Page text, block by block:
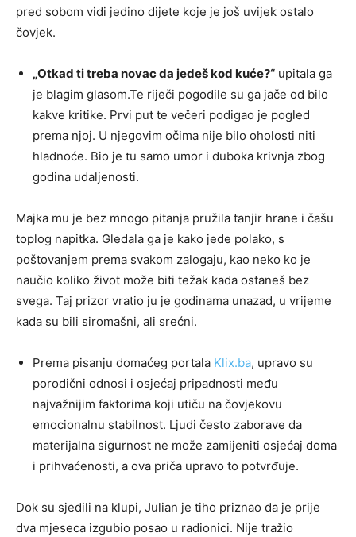
pred sobom vidi jedino dijete koje je još uvijek ostalo
čovjek.
„Otkad ti treba novac da jedeš kod kuće?“ upitala ga
je blagim glasom.Te riječi pogodile su ga jače od bilo
kakve kritike. Prvi put te večeri podigao je pogled
prema njoj. U njegovim očima nije bilo oholosti niti
hladnoće. Bio je tu samo umor i duboka krivnja zbog
godina udaljenosti.
Majka mu je bez mnogo pitanja pružila tanjir hrane i čašu
toplog napitka. Gledala ga je kako jede polako, s
poštovanjem prema svakom zalogaju, kao neko ko je
naučio koliko život može biti težak kada ostaneš bez
svega. Taj prizor vratio ju je godinama unazad, u vrijeme
kada su bili siromašni, ali srećni.
Prema pisanju domaćeg portala Klix.ba, upravo su
porodični odnosi i osjećaj pripadnosti među
najvažnijim faktorima koji utiču na čovjekovu
emocionalnu stabilnost. Ljudi često zaborave da
materijalna sigurnost ne može zamijeniti osjećaj doma
i prihvaćenosti, a ova priča upravo to potvrđuje.
Dok su sjedili na klupi, Julian je tiho priznao da je prije
dva mjeseca izgubio posao u radionici. Nije tražio